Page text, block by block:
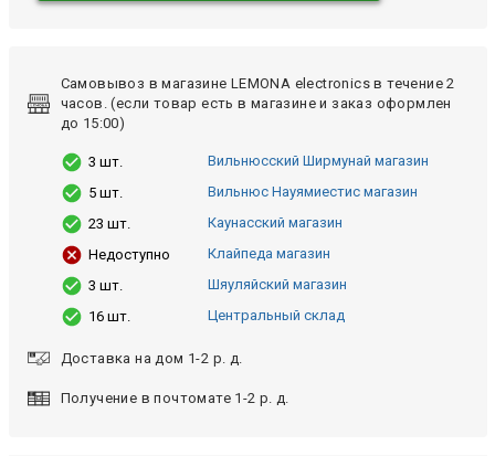
Самовывоз в магазине LEMONA electronics в течение 2
часов. (если товар есть в магазине и заказ оформлен
до 15:00)
3 шт.
Вильнюсский Ширмунай магазин
5 шт.
Вильнюс Науямиестис магазин
23 шт.
Каунасский магазин
Недоступно
Клайпеда магазин
3 шт.
Шяуляйский магазин
16 шт.
Центральный склад
Доставка на дом 1-2 р. д.
Получение в почтомате 1-2 р. д.